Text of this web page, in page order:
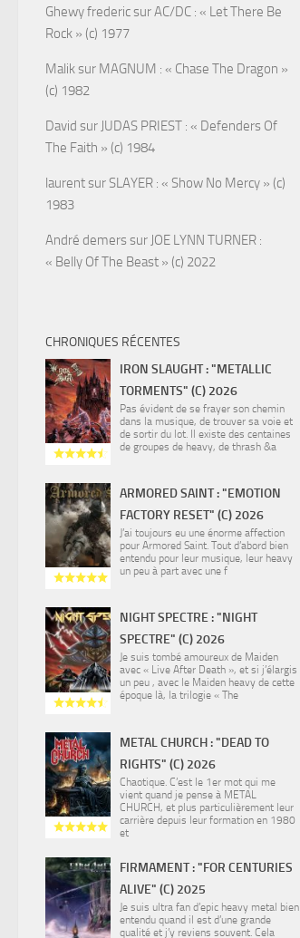
Ghewy fredericsurAC/DC : « Let There Be
Rock » (c) 1977
Maliksur MAGNUM : « Chase The Dragon »
(c) 1982
David sur JUDAS PRIEST : « Defenders Of
The Faith » (c) 1984
laurentsur SLAYER : « Show No Mercy » (c)
1983
André demerssur JOE LYNN TURNER :
« Belly Of The Beast » (c) 2022
CHRONIQUES RÉCENTES
IRON SLAUGHT : "METALLIC
TORMENTS" (C) 2026
Pas évident de se frayer son chemin
dans la musique, de trouver sa voie et
de sortir du lot. Il existe des centaines
de groupes de heavy, de thrash &a
ARMORED SAINT : "EMOTION
FACTORY RESET" (C) 2026
J’ai toujours eu une énorme affection
pour Armored Saint. Tout d’abord bien
entendu pour leur musique, leur heavy
un peu à part avec une f
NIGHT SPECTRE : "NIGHT
SPECTRE" (C) 2026
Je suis tombé amoureux de Maiden
avec « Live After Death », et si j’élargis
un peu , avec le Maiden heavy de cette
époque là, la trilogie « The
METAL CHURCH : "DEAD TO
RIGHTS" (C) 2026
Chaotique. C’est le 1er mot qui me
vient quand je pense à METAL
CHURCH, et plus particulièrement leur
carrière depuis leur formation en 1980
et
FIRMAMENT : "FOR CENTURIES
ALIVE" (C) 2025
Je suis ultra fan d’epic heavy metal bien
entendu quand il est d’une grande
qualité et j’y reviens souvent. Cela